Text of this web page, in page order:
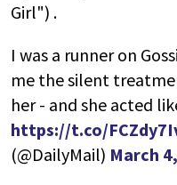
Girl") .
I was a runner on
me the silent
her - and she acted
https://t.co/
(@DailyMail) March